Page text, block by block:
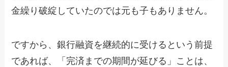
金繰り破綻していたのでは元も子もありません。
ですから、銀行融資を継続的に受けるという前提
であれば、「完済までの期間が延びる」ことは、